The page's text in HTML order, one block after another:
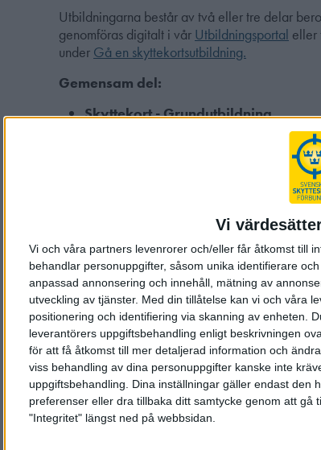
Vi
Vi och våra partners levenrorer och/eller får åtkomst till
behandlar personuppgifter, såsom unika identifierare
anpassad annonsering och innehåll, mätning av
utveckling av tjänster. Med din tillåtelse kan vi och våra
positionering och identifiering via skanning av enheten.
leverantörers uppgiftsbehandling enligt beskrivningen
för att få åtkomst till mer detaljerad information och
viss behandling av dina personuppgifter kanske inte
uppgiftsbehandling. Dina inställningar gäller endast den
preferenser eller dra tillbaka ditt samtycke genom att gå
"Integritet" längst ned på webbsidan.
Utbildningarna består av två eller tre delar
genomföras digitalt i vår Utbildningsportal eller
under Gå en skyttekortsutbildning.
Gemensam del:
Skyttekort - Grundutbildning
Första och gemensamma delen som är
det är möjligt att gå vidare till en
Grenspecifik del för skyttekortet i Field
(del 1), Gevär (del 2) och Field Target
Skyttekort - Gevär
Grenspecifik del för gevärskyttekortet
och Gevär (del 2).
Skyttekort - Kpist
Grenspecifik del för skyttekortet i Kpist
Gevär (del 2) och Kpist (del 3).
Du måste vara 17 år för att få skjuta Kpist.
Skyttekort - Lerduva
Grenspecifik del för skyttekortet i
1) och Lerduva (del 2).